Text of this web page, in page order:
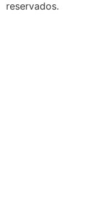
reservados.